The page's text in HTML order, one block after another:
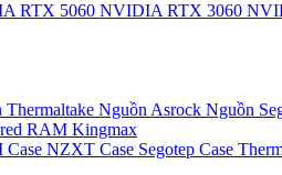
RTX 5060 NVIDIA RTX 3060
Thermaltake Nguồn Asrock Nguồn
RAM Kingmax
Case NZXT Case Segotep Case